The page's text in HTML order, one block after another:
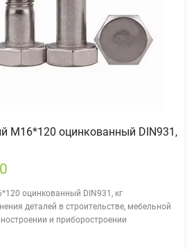
М16*120 оцинкованный DIN931,
оцинкованный DIN931, кг
деталей в строительстве, мебельной
и приборостроении